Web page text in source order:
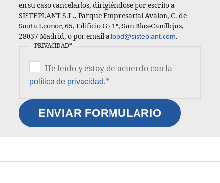
en su caso cancelarlos, dirigiéndose por escrito a
SISTEPLANT S.L., Parque Empresarial Avalon, C. de
Santa Leonor, 65, Edificio G - 1ª, San Blas-Canillejas,
28037 Madrid, o por email a lopd@sisteplant.com.
PRIVACIDAD*
He leído y estoy de acuerdo con la
política de privacidad.*
ENVIAR FORMULARIO